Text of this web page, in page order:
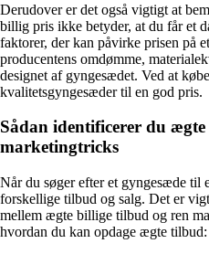
Derudover er det også vigtigt at
billig pris ikke betyder, at du får et
faktorer, der kan påvirke prisen på
producentens omdømme,
designet af gyngesædet. Ved at
kvalitetsgyngesæder til en god pris.
Sådan identificerer du
marketingtricks
Når du søger efter et gyngesæde til
forskellige tilbud og salg. Det er
mellem ægte billige tilbud og ren
hvordan du kan opdage ægte tilbud: